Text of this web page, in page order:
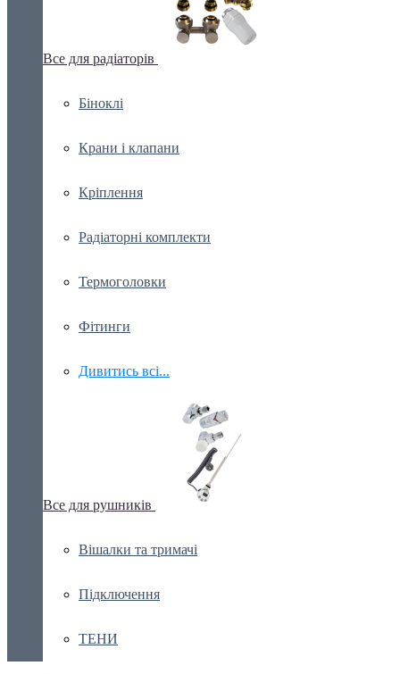
Все для радіаторів
Біноклі
Крани і клапани
Кріплення
Радіаторні комплекти
Термоголовки
Фітинги
Дивитись всі...
Все для рушників
Вішалки та тримачі
Підключення
ТЕНИ